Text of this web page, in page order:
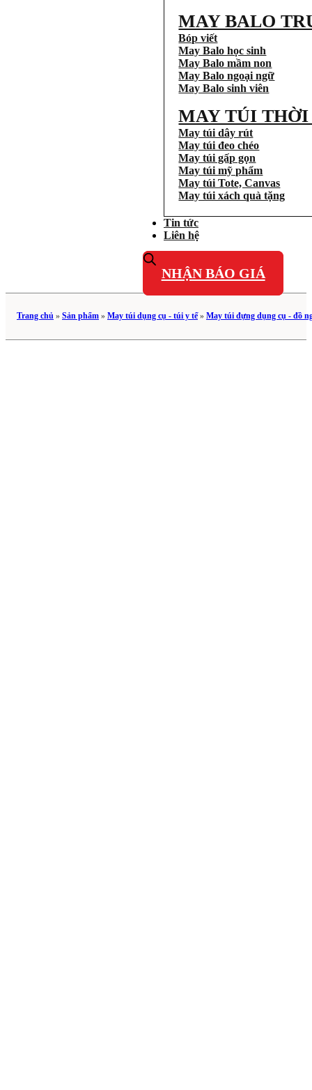
MAY BALO
Bóp viết
May Balo học sinh
May Balo mầm non
May Balo ngoại ngữ
May Balo sinh viên
MAY TÚI
May túi dây rút
May túi đeo chéo
May túi gấp gọn
May túi mỹ phẩm
May túi Tote, Canvas
May túi xách quà tặng
Tin tức
Liên hệ
NHẬN BÁO GIÁ
Trang chủ » Sản phẩm » May túi dụng cụ - túi y tế» May túi đựng dụng cụ - đồ